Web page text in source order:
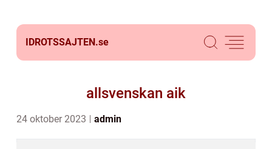
IDROTSSAJTEN.se
allsvenskan aik
24 oktober 2023 admin